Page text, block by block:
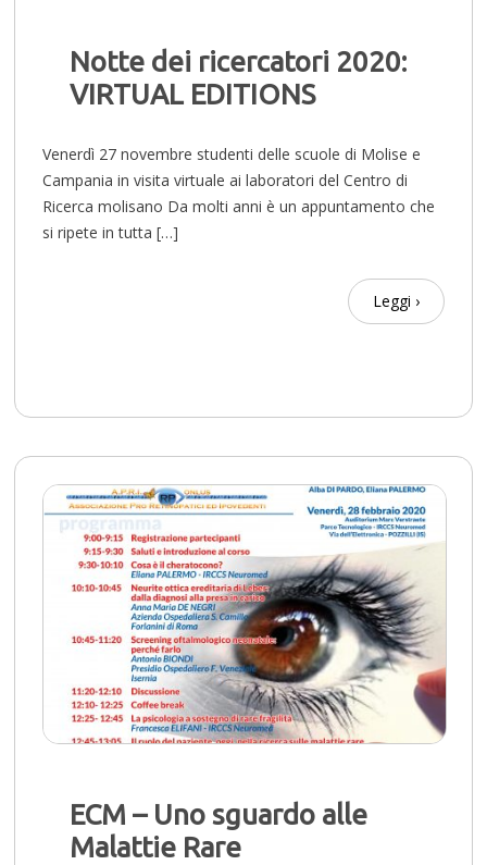
Notte dei ricercatori 2020:
VIRTUAL EDITIONS
Venerdì 27 novembre studenti delle scuole di Molise e
Campania in visita virtuale ai laboratori del Centro di
Ricerca molisano Da molti anni è un appuntamento che
si ripete in tutta […]
Leggi ›
ECM – Uno sguardo alle
Malattie Rare